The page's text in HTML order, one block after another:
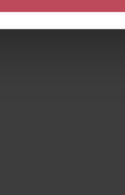
um die
die